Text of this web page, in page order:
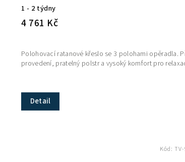
1 - 2 týdny
4 761 Kč
Detail
Polohovací ratanové křeslo se 3 polohami opěradla.
provedení, pratelný polstr a vysoký komfort pro
Kód: